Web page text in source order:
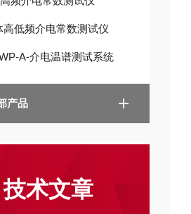
高低频介电常数测试仪
A-介电温谱测试系统
产品
技术文章